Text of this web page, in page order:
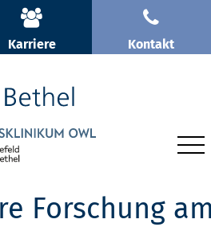
Karriere Kontakt
Forschung